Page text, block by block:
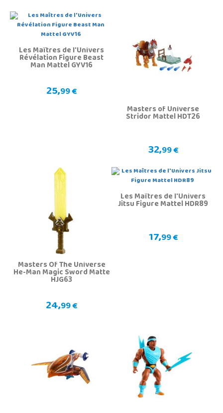
Les Maîtres de l'Univers
Révélation Figure Beast
Man Mattel GYV16
25,99 €
Masters of Universe
Stridor Mattel HDT26
32,99 €
Masters Of The Universe
He-Man Magic Sword Matte
HJG63
24,99 €
Les Maîtres de l'Univers
Jitsu Figure Mattel HDR89
17,99 €